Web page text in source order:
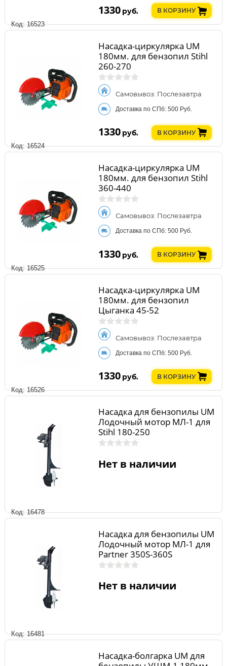
Код: 16523
1330 руб. В КОРЗИНУ
Код: 16524
Насадка-циркулярка UM
180мм. для бензопил Stihl
260-270
Самовывоз: Послезавтра
Доставка по СПб: 500 Руб.
1330 руб. В КОРЗИНУ
Код: 16525
Насадка-циркулярка UM
180мм. для бензопил Stihl
360-440
Самовывоз: Послезавтра
Доставка по СПб: 500 Руб.
1330 руб. В КОРЗИНУ
Код: 16526
Насадка-циркулярка UM
180мм. для бензопил
Цыганка 45-52
Самовывоз: Послезавтра
Доставка по СПб: 500 Руб.
1330 руб. В КОРЗИНУ
Код: 16478
Насадка для бензопилы UM
Лодочный мотор МЛ-1 для
Stihl 180-250
Нет в наличии
Код: 16481
Насадка для бензопилы UM
Лодочный мотор МЛ-1 для
Partner 350S-360S
Нет в наличии
Насадка-болгарка UM для